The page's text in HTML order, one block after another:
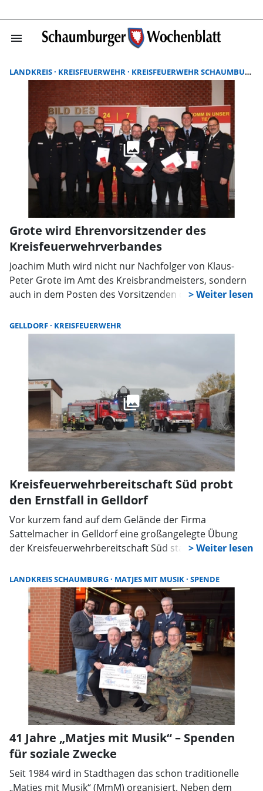
menu
LANDKREIS KREISFEUERWEHR KREISFEUERWEHR SCHAUMBURG
Grote wird Ehrenvorsitzender des
Kreisfeuerwehrverbandes
Joachim Muth wird nicht nur Nachfolger von Klaus-
Peter Grote im Amt des Kreisbrandmeisters, sondern
auch in dem Posten des Vorsitzenden des
Versammlung des Verbandes im Ratsgymnasium
Stadthagen wählte Muth einstimmig in die neue
GELLDORF KREISFEUERWEHR
Kreisfeuerwehrbereitschaft Süd probt
den Ernstfall in Gelldorf
Vor kurzem fand auf dem Gelände der Firma
Sattelmacher in Gelldorf eine großangelegte Übung
der Kreisfeuerwehrbereitschaft Süd statt. Rund 160
der von Bereitschaftsführer Marcus Bahr und Karsten
Lichter vorbereitet worden war.
LANDKREIS SCHAUMBURG MATJES MIT MUSIK SPENDE
41 Jahre „Matjes mit Musik“ – Spenden
für soziale Zwecke
Seit 1984 wird in Stadthagen das schon traditionelle
„Matjes mit Musik“ (MmM) organisiert. Neben dem